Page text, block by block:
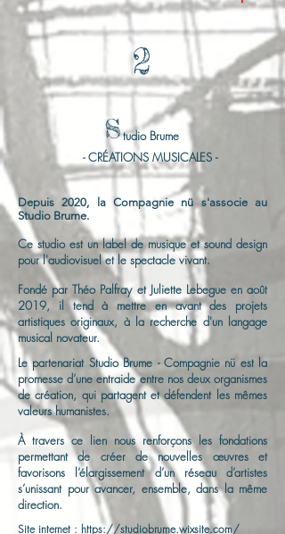
2
Studio Brume
- CRÉATIONS MUSICALES -
Depuis 2020, la Compagnie nü s'associe au
Studio Brume.
Ce studio est un label de musique et sound design
pour l'audiovisuel et le spectacle vivant.
Fondé par Théo Palfray et Juliette Lebegue en août
2019, il tend à mettre en avant des projets
artistiques originaux, à la recherche d'un langage
musical novateur.
Le partenariat Studio Brume - Compagnie nü est la
promesse d’une entraide entre nos deux organismes
de création, qui partagent et défendent les mêmes
valeurs humanistes.
À travers ce lien nous renforçons les fondations
permettant de créer de nouvelles œuvres et
favorisons l’élargissement d’un réseau d’artistes
s’unissant pour avancer, ensemble, dans la même
direction.
Site internet : https://studiobrume.wixsite.com/